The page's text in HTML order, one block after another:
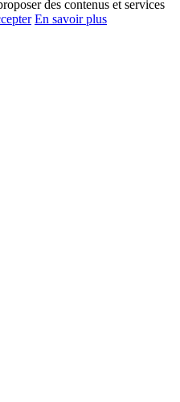
des contenus et services
En savoir plus